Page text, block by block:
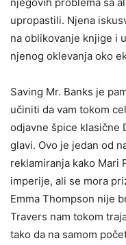
upropastili. Njena
na oblikovanje knjige i
njenog oklevanja oko
Saving Mr. Banks je
učiniti da vam tokom
odjavne špice klasične
glavi. Ovo je jedan od
reklamiranja kako Mari
imperije, ali se mora
Emma Thompson nije
Travers nam tokom
tako da na samom